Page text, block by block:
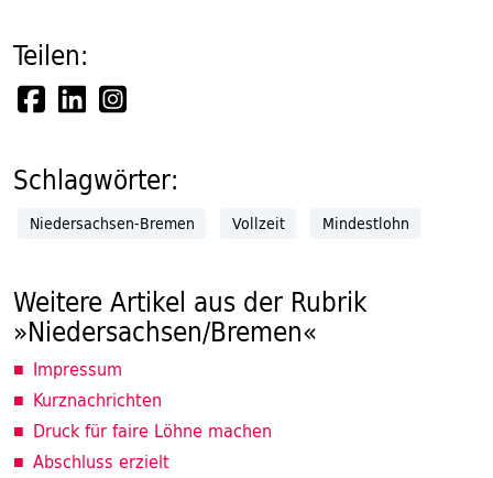
Teilen:
Schlagwörter:
Niedersachsen-Bremen Vollzeit Mindestlohn
Weitere Artikel aus der Rubrik
»Niedersachsen/Bremen«
Impressum
Kurznachrichten
Druck für faire Löhne machen
Abschluss erzielt